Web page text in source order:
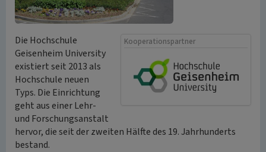
Kooperationspartner
Die Hochschule
Geisenheim University
existiert seit 2013 als
Hochschule neuen
Typs. Die Einrichtung
geht aus einer Lehr-
und Forschungsanstalt
hervor, die seit der zweiten Hälfte des 19. Jahrhunderts
bestand.